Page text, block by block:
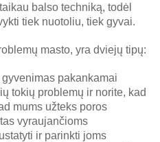
balso techniką, todėl
tiek nuotoliu, tiek gyvai.
masto, yra dviejų tipų:
pakankamai
tokių problemų ir norite, kad
mums užteks poros
vyraujančioms
ir parinkti joms